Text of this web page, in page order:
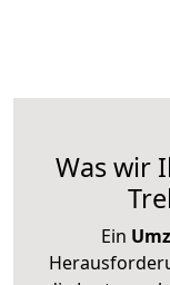
Was wir
Ein